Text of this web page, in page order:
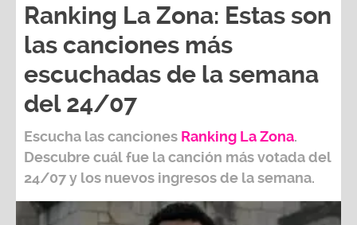
Ranking La Zona: Estas son
las canciones más
escuchadas de la semana
del 24/07
Escucha las canciones Ranking La Zona.
Descubre cuál fue la canción más votada del
24/07y los nuevos ingresos de la semana.